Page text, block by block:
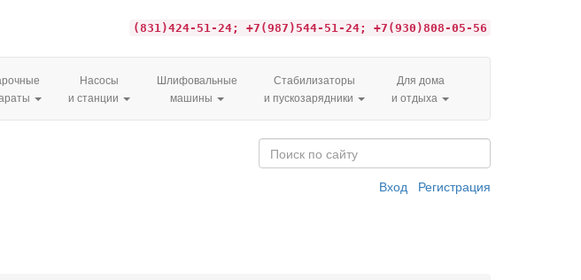
(831)424-51-24; +7(987)544-51-24; +7(930)808-05-56
Насосы
и станции
Шлифовальные
машины
Стабилизаторы
и пускозарядники
Для дома
и отдыха
Вход Регистрация